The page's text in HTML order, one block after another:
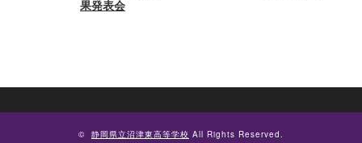
果発表会
© 静岡県立沼津東高等学校 All Rights Reserved.